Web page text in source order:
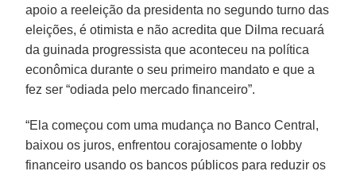
apoio a reeleição da presi­denta no segundo turno das
eleições, é otimista e não acredita que Dilma recuará
da guinada progressista que aconteceu na política
econômica durante o seu pri­meiro mandato e que a
fez ser “odiada pelo mercado financeiro”.
“Ela começou com uma mudança no Banco Central,
baixou os juros, enfren­tou corajosamente o lobby
financeiro usando os bancos públicos para reduzir os